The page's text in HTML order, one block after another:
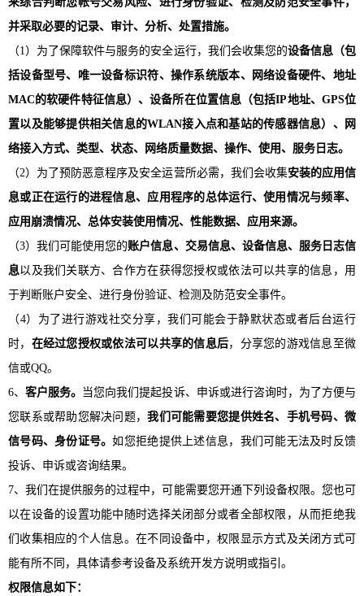
并采取必要的记录、审计、分析、处置措施。
（1）为了保障软件与服务的安全运行，我们会收集您的设备信息（包
括设备型号、唯一设备标识符、操作系统版本、网络设备硬件、地址
MAC的软硬件特征信息）、设备所在位置信息（包括IP地址、GPS位
置以及能够提供相关信息的WLAN接入点和基站的传感器信息）、网
络接入方式、类型、状态、网络质量数据、操作、使用、服务日志。
（2）为了预防恶意程序及安全运营所必需，我们会收集安装的应用信
息或正在运行的进程信息、应用程序的总体运行、使用情况与频率、
应用崩溃情况、总体安装使用情况、性能数据、应用来源。
（3）我们可能使用您的账户信息、交易信息、设备信息、服务日志信
息以及我们关联方、合作方在获得您授权或依法可以共享的信息，用
于判断账户安全、进行身份验证、检测及防范安全事件。
（4）为了进行游戏社交分享，我们可能会于静默状态或者后台运行
时， 在经过您授权或依法可以共享的信息后，分享您的游戏信息至微
信或QQ。
6、客户服务。 当您向我们提起投诉、申诉或进行咨询时，为了方便与
您联系或帮助您解决问题，我们可能需要您提供姓名、手机号码、微
信号码、身份证号。如您拒绝提供上述信息，我们可能无法及时反馈
投诉、申诉或咨询结果。
7、我们在提供服务的过程中，可能需要您开通下列设备权限。您也可
以在设备的设置功能中随时选择关闭部分或者全部权限，从而拒绝我
们收集相应的个人信息。在不同设备中，权限显示方式及关闭方式可
能有所不同，具体请参考设备及系统开发方说明或指引。
权限信息如下：